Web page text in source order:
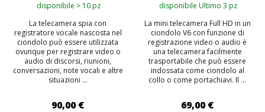
disponibile > 10 pz
La telecamera spia con
registratore vocale nascosta nel
ciondolo può essere utilizzata
ovunque per registrare video o
audio di discorsi, riunioni,
conversazioni, note vocali e altre
situazioni ...
90,00 €
disponibile Ultimo 3 pz
La mini telecamera Full HD in un
ciondolo V6 con funzione di
registrazione video o audio è
una telecamera facilmente
trasportabile che può essere
indossata come ciondolo al
collo o come portachiavi. Il ...
69,00 €